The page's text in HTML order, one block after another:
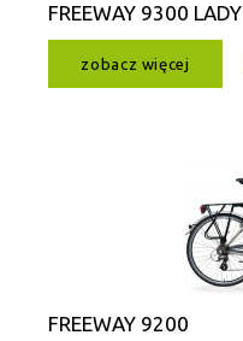
FREEWAY 9300 LADY
zobacz więcej
FREEWAY 9200